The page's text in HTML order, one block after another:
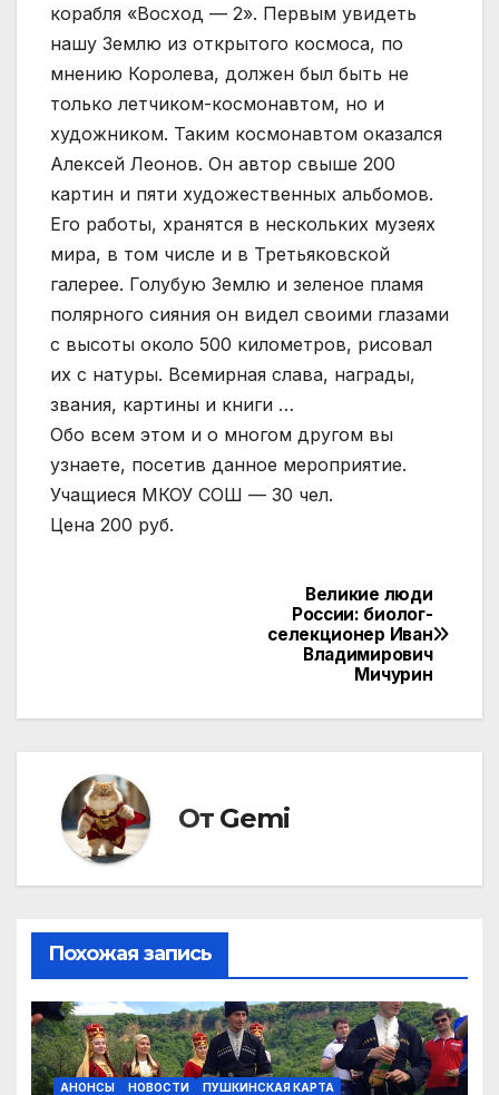
корабля «Восход — 2». Первым увидеть
нашу Землю из открытого космоса, по
мнению Королева, должен был быть не
только летчиком-космонавтом, но и
художником. Таким космонавтом оказался
Алексей Леонов. Он автор свыше 200
картин и пяти художественных альбомов.
Его работы, хранятся в нескольких музеях
мира, в том числе и в Третьяковской
галерее. Голубую Землю и зеленое пламя
полярного сияния он видел своими глазами
с высоты около 500 километров, рисовал
их с натуры. Всемирная слава, награды,
звания, картины и книги …
Обо всем этом и о многом другом вы
узнаете, посетив данное мероприятие.
Учащиеся МКОУ СОШ — 30 чел.
Цена 200 руб.
Великие люди
России: биолог-
селекционер Иван
Владимирович
Мичурин
От Gemi
Похожая запись
АНОНСЫ НОВОСТИ ПУШКИНСКАЯ КАРТА